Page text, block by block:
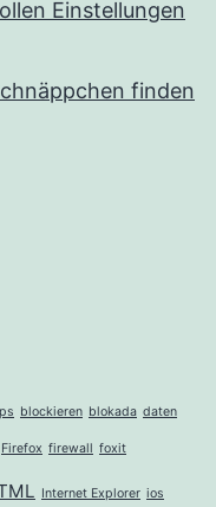
Einstellungen
finden
blockieren blokada daten
Firefox firewall foxit
Internet Explorer ios